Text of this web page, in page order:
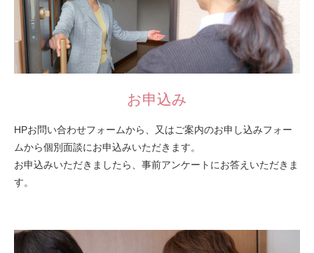
お申込み
HPお問い合わせフォームから、又はご案内のお申し込みフォー
ムから個別面談にお申込みいただきます。
お申込みいただきましたら、事前アンケートにお答えいただきま
す。